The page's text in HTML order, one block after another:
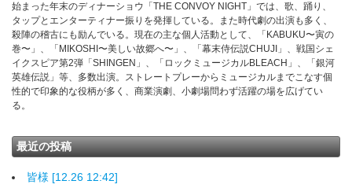
始まった年末のディナーショウ「THE CONVOY NIGHT」では、歌、踊り、
タップとエンターティナー振りを発揮している。また時代劇の出演も多く、
殺陣の稽古にも励んでいる。現在の主な個人活動として、「KABUKU〜寅の
巻〜」、「MIKOSHI〜美しい故郷へ〜」、「幕末侍伝説CHUJI」、戦国シェ
イクスピア第2弾「SHINGEN」、「ロックミュージカルBLEACH」、「銀河
英雄伝説」等、多数出演。ストレートプレーからミュージカルまでこなす個
性的で印象的な役柄が多く、商業演劇、小劇場問わず活躍の場を広げてい
る。
最近の投稿
皆様 [12.26 12:42]